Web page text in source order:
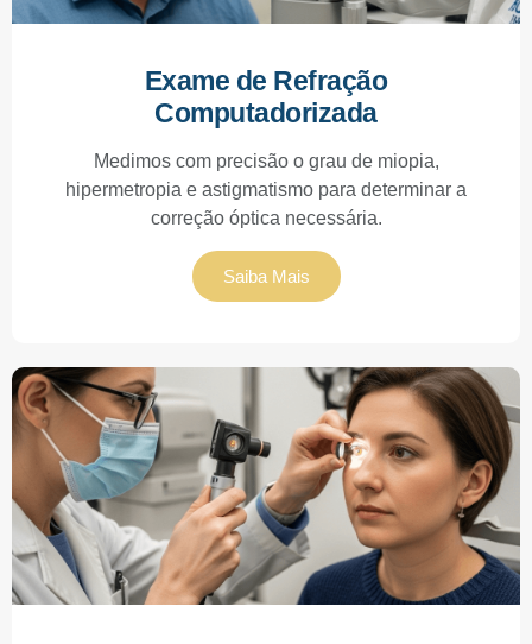
Exame de Refração
Computadorizada
Medimos com precisão o grau de miopia,
hipermetropia e astigmatismo para determinar a
correção óptica necessária.
Saiba Mais